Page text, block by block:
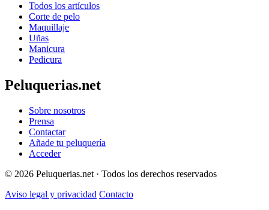
Todos los artículos
Corte de pelo
Maquillaje
Uñas
Manicura
Pedicura
Peluquerias.net
Sobre nosotros
Prensa
Contactar
Añade tu peluquería
Acceder
© 2026 Peluquerias.net · Todos los derechos reservados
Aviso legal y privacidad Contacto